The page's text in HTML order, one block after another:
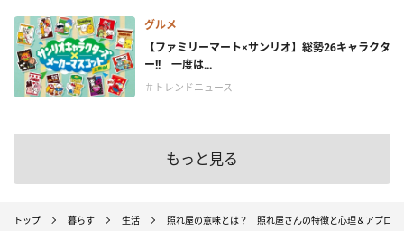
グルメ
【ファミリーマート×サンリオ】総勢26キャラクタ
ー!! 一度は...
＃トレンドニュース
もっと見る
トップ 暮らす 生活 照れ屋の意味とは？ 照れ屋さんの特徴と心理＆アプロー